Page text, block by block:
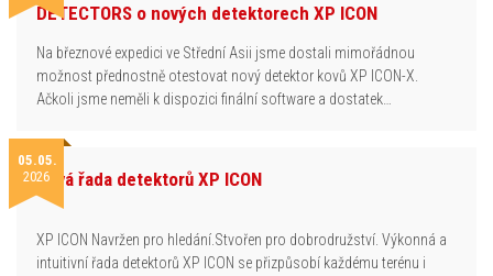
DETECTORS o nových detektorech XP ICON
Na březnové expedici ve Střední Asii jsme dostali mimořádnou
možnost přednostně otestovat nový detektor kovů XP ICON-X.
Ačkoli jsme neměli k dispozici finální software a dostatek…
05.05.
2026Nová řada detektorů XP ICON
XP ICON Navržen pro hledání.Stvořen pro dobrodružství. Výkonná a
intuitivní řada detektorů XP ICON se přizpůsobí každému terénu i